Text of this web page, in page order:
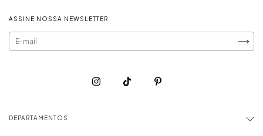
ASSINE NOSSA NEWSLETTER
DEPARTAMENTOS